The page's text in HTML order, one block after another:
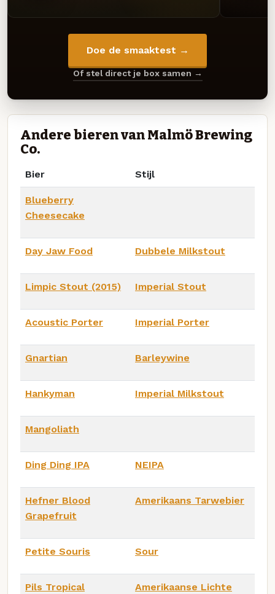
Doe de smaaktest →
Of stel direct je box samen →
Andere bieren van Malmö Brewing
Co.
Bier Stijl
Blueberry
Cheesecake
Day Jaw Food Dubbele Milkstout
Limpic Stout (2015) Imperial Stout
Acoustic Porter Imperial Porter
Gnartian Barleywine
Hankyman Imperial Milkstout
Mangoliath
Ding Ding IPA NEIPA
Hefner Blood
Grapefruit
Amerikaans Tarwebier
Petite Souris Sour
Pils Tropical
Amerikaanse Lichte